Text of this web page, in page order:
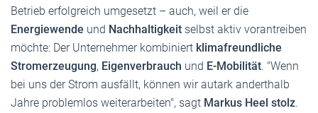
Betrieb erfolgreich umgesetzt – auch, weil er die
Energiewende und Nachhaltigkeit selbst aktiv vorantreiben
möchte: Der Unternehmer kombiniert klimafreundliche
Stromerzeugung, Eigenverbrauch und E-Mobilität. "Wenn
bei uns der Strom ausfällt, können wir autark anderthalb
Jahre problemlos weiterarbeiten", sagt Markus Heel stolz.